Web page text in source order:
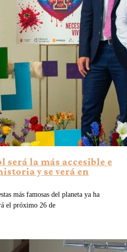
será la más accesible e
y se verá en
más famosas del planeta ya ha
el próximo 26 de